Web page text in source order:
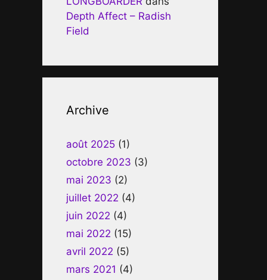
Depth Affect – Radish
Field
Archive
août 2025 (1)
octobre 2023 (3)
mai 2023 (2)
juillet 2022 (4)
juin 2022 (4)
mai 2022 (15)
avril 2022 (5)
mars 2021 (4)